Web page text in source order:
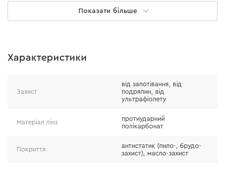
надійний захист очей оператора під час виконання
робіт. Вони також забезпечують високий рівень
комфорту та захисту очей від пилу та бруду.
Показати більше
Характеристики
Захист
від запотівання, від
подряпин, від
ультрафіолету
Матеріал лінз
протиударний
полікарбонат
Покриття
антистатик (пило-, брудо-
захист), масло-захист